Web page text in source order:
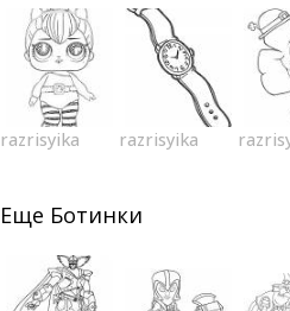
razrisyika razrisyika
Еще Ботинки